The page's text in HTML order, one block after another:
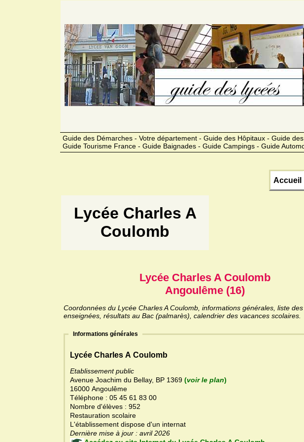
Guide des Démarches - Votre département - Guide des Hôpitaux - Guide
Guide Tourisme France - Guide Baignades - Guide Campings - Guide
Accueil
Lycée Charles A
Coulomb
Lycée Charles A Coulomb
Angoulême (16)
Coordonnées du Lycée Charles A Coulomb, informations générales, liste
enseignées, résultats au Bac (palmarès), calendrier des vacances scolaires.
Informations générales
Lycée Charles A Coulomb
Etablissement public
Avenue Joachim du Bellay, BP 1369 (voir le plan)
16000 Angoulême
Téléphone : 05 45 61 83 00
Nombre d'élèves : 952
Restauration scolaire
L'établissement dispose d'un internat
Dernière mise à jour : avril 2026